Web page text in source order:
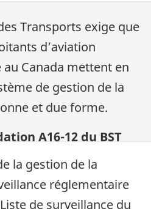
Transports exige que
d’aviation
Canada mettent en
de gestion de la
et due forme.
A16-12 du BST
la gestion de la
réglementaire
de surveillance du